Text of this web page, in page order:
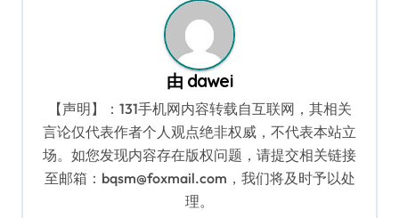
由 dawei
【声明】：131手机网内容转载自互联网，其相关
言论仅代表作者个人观点绝非权威，不代表本站立
场。如您发现内容存在版权问题，请提交相关链接
至邮箱：bqsm@foxmail.com，我们将及时予以处
理。